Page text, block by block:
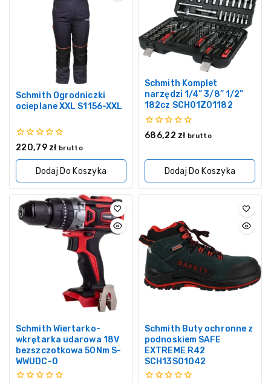
Schmith Ogrodniczki
ocieplane XXL S1156-XXL
0
5
220,79 zł brutto
Dodaj Do Koszyka
Schmith Komplet
narzędzi 1/4” 3/8” 1/2”
182cz SCH01Z01182
0
686,22 zł brutto
Dodaj Do Koszyka
Schmith Wiertarko-
wkrętarka udarowa 18V
bezszczotkowa 50Nm S-
WWUDC-0
Schmith Buty ochronne z
podnoskiem SAFE
EXTREME R42
SCH13S01042